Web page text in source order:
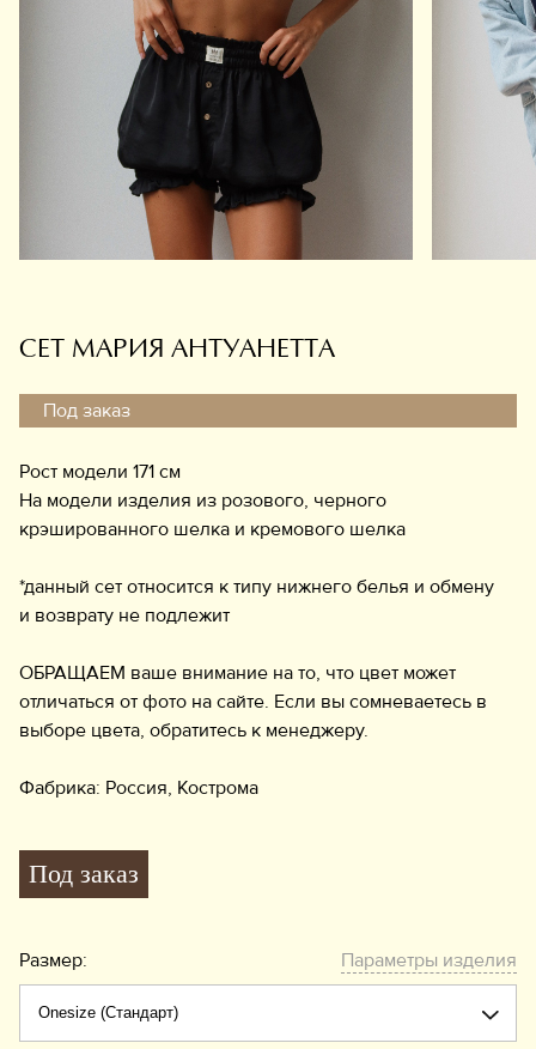
Аксессуары
Украшения
Информация
СЕТ МАРИЯ АНТУАНЕТТА
Под заказ
Рост модели 171 см
На модели изделия из розового, черного
крэшированного шелка и кремового шелка
*данный сет относится к типу нижнего белья и обмену
и возврату не подлежит
ОБРАЩАЕМ ваше внимание на то, что цвет может
отличаться от фото на сайте. Если вы сомневаетесь в
выборе цвета, обратитесь к менеджеру.
Фабрика: Россия, Кострома
Под заказ
Размер: Параметры изделия